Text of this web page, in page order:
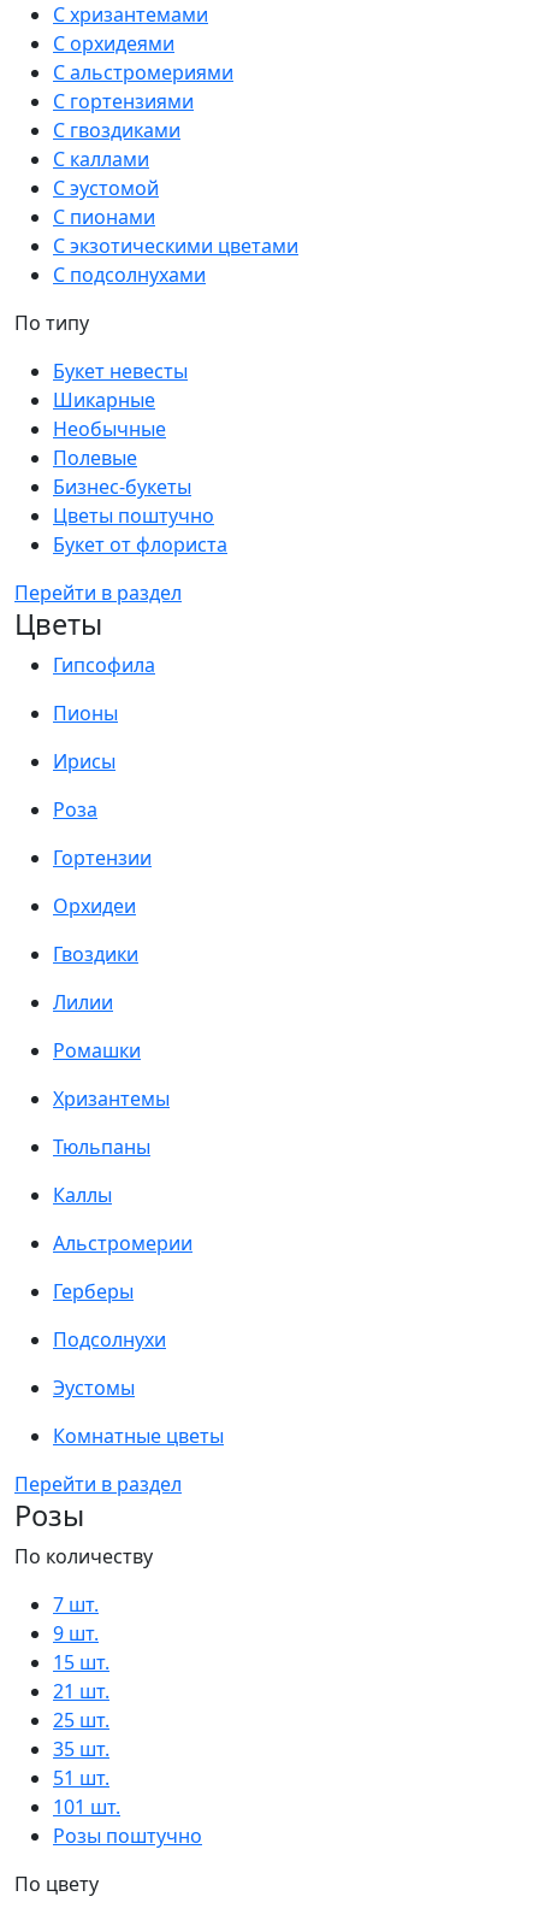
С хризантемами
С орхидеями
С альстромериями
С гортензиями
С гвоздиками
С каллами
С эустомой
С пионами
С экзотическими цветами
С подсолнухами
По типу
Букет невесты
Шикарные
Необычные
Полевые
Бизнес-букеты
Цветы поштучно
Букет от флориста
Перейти в раздел
Цветы
Гипсофила
Пионы
Ирисы
Роза
Гортензии
Орхидеи
Гвоздики
Лилии
Ромашки
Хризантемы
Тюльпаны
Каллы
Альстромерии
Герберы
Подсолнухи
Эустомы
Комнатные цветы
Перейти в раздел
Розы
По количеству
7 шт.
9 шт.
15 шт.
21 шт.
25 шт.
35 шт.
51 шт.
101 шт.
Розы поштучно
По цвету